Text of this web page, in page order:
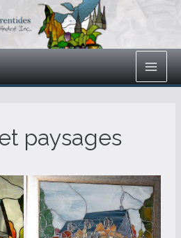
Aller
au
contenu
Main
paysages